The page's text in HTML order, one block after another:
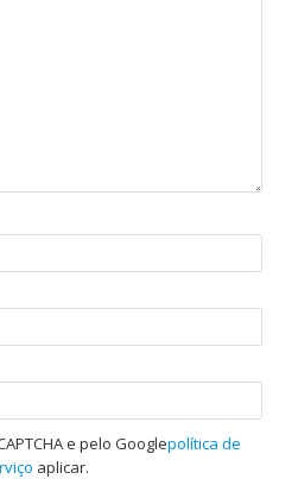
e pelo Googlepolítica de
aplicar.